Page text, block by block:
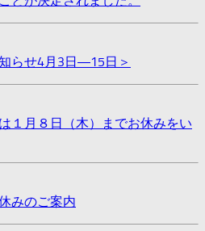
らせ4月3日―15日＞
１月８日（木）までお休みをい
みのご案内